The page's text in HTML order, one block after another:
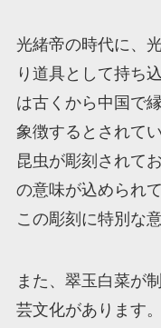
光緒帝の時代に、
り道具として持ち
は古くから中国で
象徴するとされて
昆虫が彫刻されて
の意味が込められ
この彫刻に特別な
また、翠玉白菜が
芸文化があります